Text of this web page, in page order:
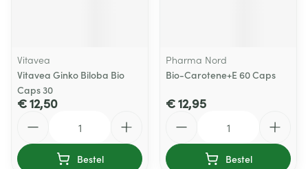
Vitavea
Vitavea Ginko Biloba Bio
Caps 30
€ 12,50
Bestel
Pharma Nord
Bio-Carotene+E 60 Caps
€ 12,95
Bestel